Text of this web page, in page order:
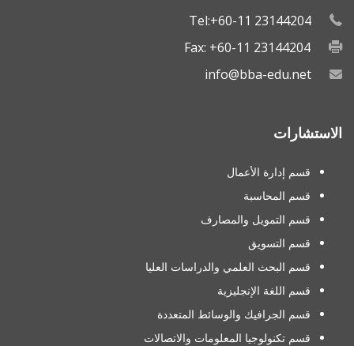
Tel:+60-11 23144204
Fax: +60-11 23144204
info@bba-edu.net
الاستشارات
قسم إدارة الأعمال
قسم المحاسبة
قسم التمويل والمصارف
قسم التسويق
قسم البحث العلمي والدراسات العليا
قسم اللغة الإنجليزية
قسم الجرافيك والوسائط المتعددة
قسم تكنولوجيا المعلومات والاتصالات